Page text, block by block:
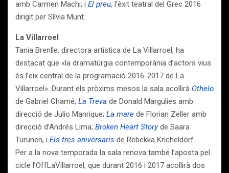
amb Carmen Machi; i El preu, l’èxit teatral del Grec 2016
dirigit per Sílvia Munt.
La Villarroel
Tania Brenlle, directora artística de La Villarroel, ha
destacat que «la dramatúrgia contemporània d’actors vius
és l’eix central de la programació 2016-2017 de La
Villarroel». Durant els pròxims mesos la sala acollirà Othelo
de Gabriel Chamé; La Treva de Donald Margulies amb
direcció de Julio Manrique; La mare de Florian Zeller amb
direcció d’Andrés Lima; Broken Heart Storyde Saara
Turunen, i Els tres aniversaris de Rebekka Kricheldorf.
Per a la nova temporada la sala renova també l’aposta pel
cicle l’OffLaVillarroel, que durant 2016 i 2017 acollirà dos